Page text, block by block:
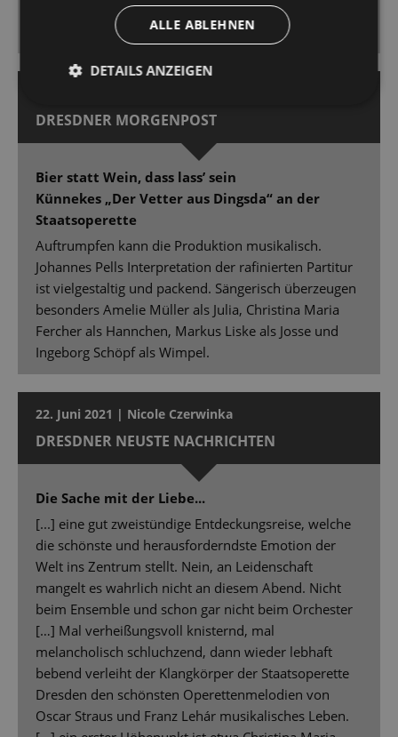
Revue – in schillernder Farbigkeit mit Glanz und
Glamour und auch mit witzigen Einfällen.
DRESDNER MORGENPOST
Bier statt Wein, dass lass’ sein
Künnekes „Der Vetter aus Dingsda“ an der
Staatsoperette
Auftrumpfen kann die Produktion musikalisch.
Johannes Pells Interpretation der rafinierten Partitur
ist vielgestaltig und packend. Sängerisch überzeugen
besonders Amelie Müller als Julia, Christina Maria
Fercher als Hannchen, Markus Liske als Josse und
Ingeborg Schöpf als Wimpel.
22. Juni 2021 | Nicole Czerwinka
DRESDNER NEUSTE NACHRICHTEN
Die Sache mit der Liebe...
[...] eine gut zweistündige Entdeckungsreise, welche
die schönste und herausforderndste Emotion der
Welt ins Zentrum stellt. Nein, an Leidenschaft
mangelt es wahrlich nicht an diesem Abend. Nicht
beim Ensemble und schon gar nicht beim Orchester
[…] Mal verheißungsvoll knisternd, mal
melancholisch schluchzend, dann wieder lebhaft
bebend verleiht der Klangkörper der Staatsoperette
Dresden den schönsten Operettenmelodien von
Oscar Straus und Franz Lehár musikalisches Leben.
ALLE ABLEHNEN
DETAILS ANZEIGEN